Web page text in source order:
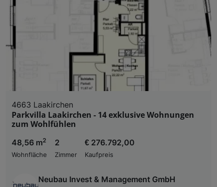
4663 Laakirchen
Parkvilla Laakirchen - 14 exklusive Wohnungen
zum Wohlfühlen
48,56 m2
Wohnfläche
2
Zimmer
€ 276.792,00
Kaufpreis
Neubau Invest & Management GmbH